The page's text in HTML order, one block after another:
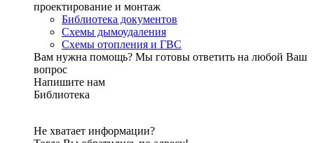
проектирование и монтаж
Библиотека документов
Схемы дымоудаления
Схемы отопления и ГВС
Вам нужна помощь? Мы готовы ответить на любой Ваш
вопрос
Напишите нам
Библиотека
Не хватает информации?